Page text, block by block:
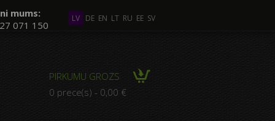
LV DE EN LT RU EE SV
mums:
27 071 150
PIRKUMU GROZS
0 prece(s) - 0,00 €
no vairākiem